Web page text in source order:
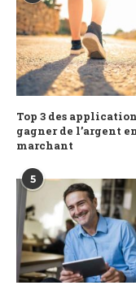
Top 3 des
gagner de l’argent
marchant
5